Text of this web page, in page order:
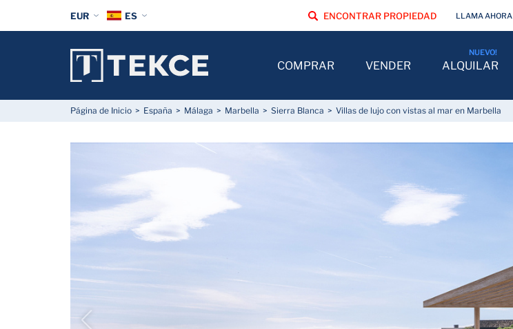
Página de Inicio España Málaga Marbella Sierra Blanca Villas de lujo con vistas al mar en Marbella
EUR ES
COMPRAR VENDER ALQUILAR
ENCONTRAR PROPIEDAD LLAMA AHORA